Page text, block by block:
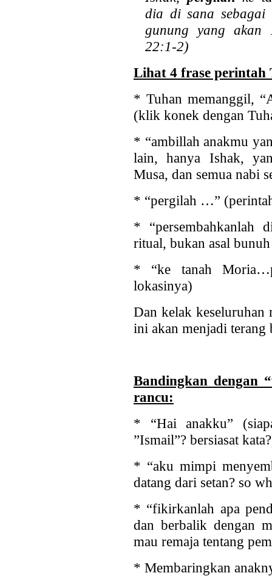
dia di sana sebagai
gunung yang akan
22:1-2)
Lihat 4 frase perintah
* Tuhan memanggil,
(klik konek dengan
* “ambillah anakmu
lain, hanya Ishak,
Musa, dan semua nabi
* “pergilah …”
* “persembahkanlah
ritual, bukan asal
* “ke tanah
lokasinya)
Dan kelak keseluruhan
ini akan menjadi terang
Bandingkan dengan
rancu:
* “Hai anakku”
”Ismail”? bersiasat
* “aku mimpi
datang dari setan? so
* “fikirkanlah apa
dan berbalik dengan
mau remaja tentang
* Membaringkan